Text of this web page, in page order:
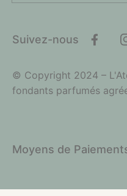
Suivez-nous
© Copyright 2024 –
fondants parfumés
Moyens de